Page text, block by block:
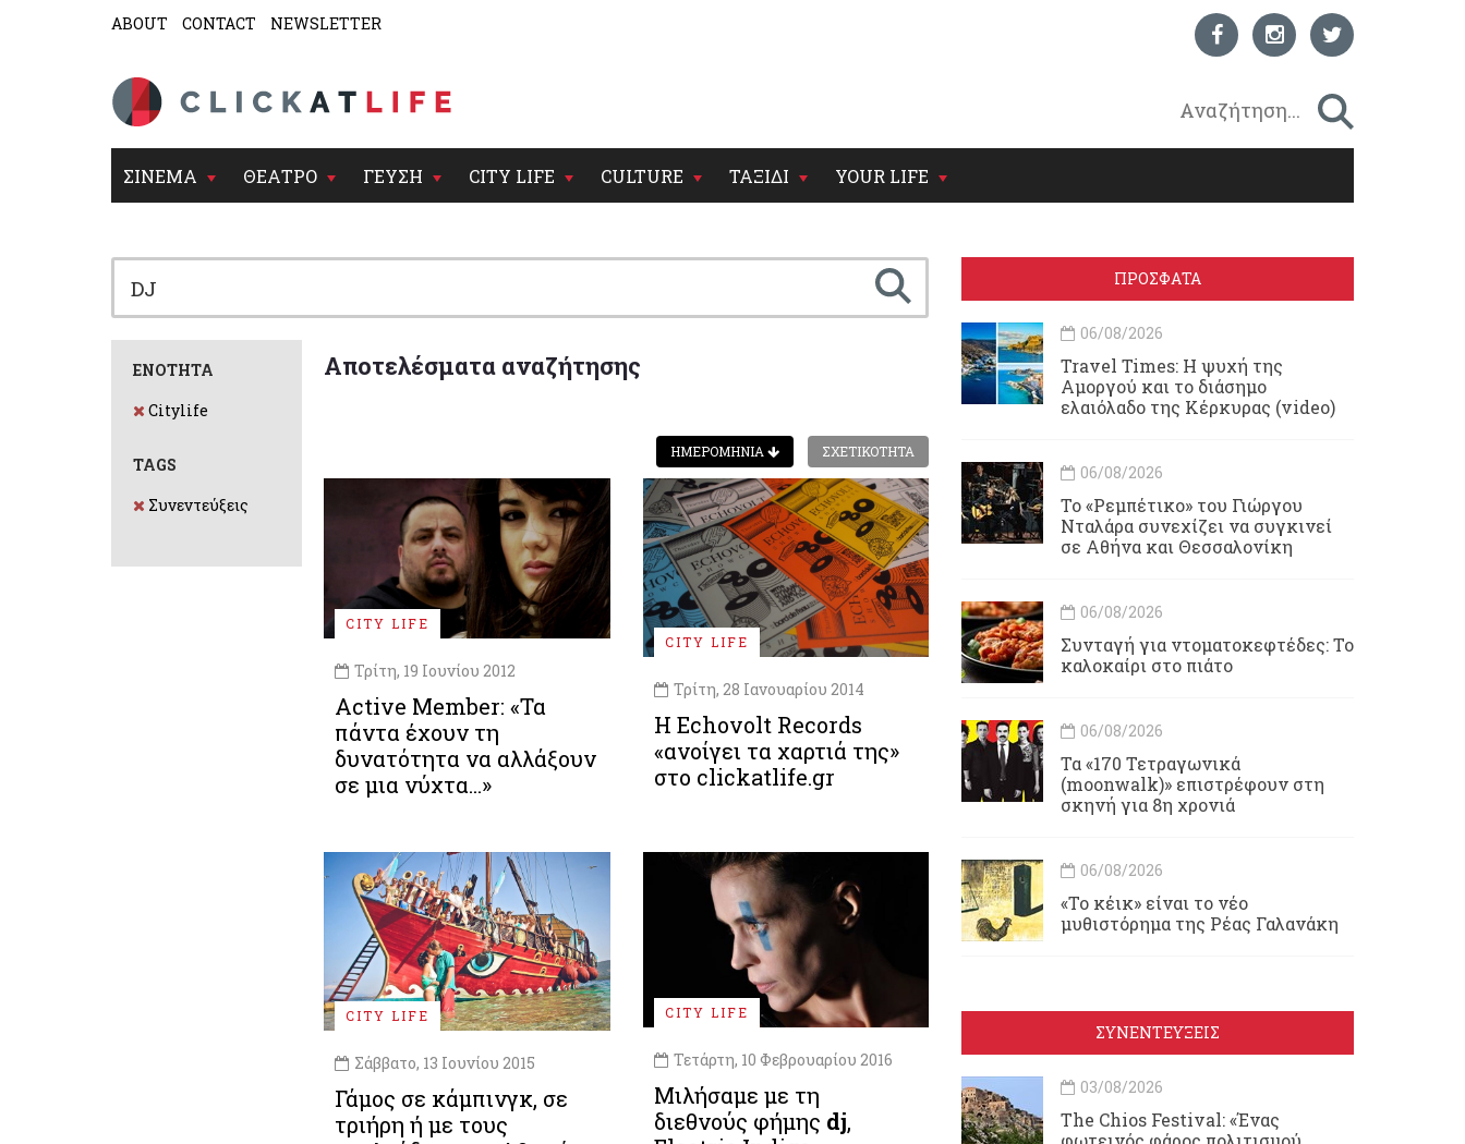
ABOUT CONTACT NEWSLETTER
ΣΙΝΕΜΑ ΘΕΑΤΡΟ ΓΕΥΣΗ CITY LIFE CULTURE ΤΑΞΙΔΙ YOUR LIFE
ΕΝΟΤΗΤΑ
Citylife
TAGS
Συνεντεύξεις
Αποτελέσματα αναζήτησης
ΗΜΕΡΟΜΗΝΙΑ ΣΧΕΤΙΚΟΤΗΤΑ
CITY LIFE
Τρίτη, 19 Ιουνίου 2012
Active Member: «Τα
πάντα έχουν τη
δυνατότητα να αλλάξουν
σε μια νύχτα...»
CITY LIFE
Τρίτη, 28 Ιανουαρίου 2014
H Echovolt Records
«ανοίγει τα χαρτιά της»
στο clickatlife.gr
CITY LIFE
Σάββατο, 13 Ιουνίου 2015
Γάμος σε κάμπινγκ, σε
τριήρη ή με τους
CITY LIFE
Τετάρτη, 10 Φεβρουαρίου 2016
Μιλήσαμε με τη
διεθνούς φήμης dj,
ΠΡΟΣΦΑΤΑ
06/08/2026
Travel Times: H ψυχή της
Αμοργού και το διάσημο
ελαιόλαδο της Κέρκυρας (video)
06/08/2026
Το «Ρεμπέτικο» του Γιώργου
Νταλάρα συνεχίζει να συγκινεί
σε Αθήνα και Θεσσαλονίκη
06/08/2026
Συνταγή για ντοματοκεφτέδες: Το
καλοκαίρι στο πιάτο
06/08/2026
Τα «170 Τετραγωνικά
(moonwalk)» επιστρέφουν στη
σκηνή για 8η χρονιά
06/08/2026
«Το κέικ» είναι το νέο
μυθιστόρημα της Ρέας Γαλανάκη
ΣΥΝΕΝΤΕΥΞΕΙΣ
03/08/2026
Τhe Chios Festival: «Ένας